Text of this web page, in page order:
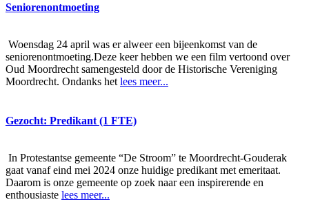
Seniorenontmoeting
Woensdag 24 april was er alweer een bijeenkomst van de
seniorenontmoeting.Deze keer hebben we een film vertoond over
Oud Moordrecht samengesteld door de Historische Vereniging
Moordrecht. Ondanks het lees meer...
Gezocht: Predikant (1 FTE)
In Protestantse gemeente “De Stroom” te Moordrecht-Gouderak
gaat vanaf eind mei 2024 onze huidige predikant met emeritaat.
Daarom is onze gemeente op zoek naar een inspirerende en
enthousiaste lees meer...